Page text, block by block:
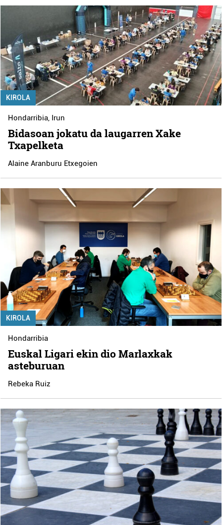
KIROLA
Hondarribia, Irun
Bidasoan jokatu da laugarren Xake
Txapelketa
Alaine Aranburu Etxegoien
KIROLA
Hondarribia
Euskal Ligari ekin dio Marlaxkak
asteburuan
Rebeka Ruiz